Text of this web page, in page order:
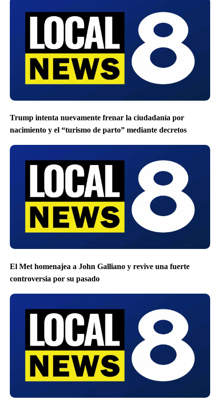
Trump intenta nuevamente frenar la ciudadanía por
nacimiento y el “turismo de parto” mediante decretos
El Met homenajea a John Galliano y revive una fuerte
controversia por su pasado